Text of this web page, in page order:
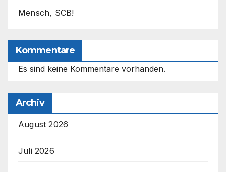
Mensch, SCB!
Kommentare
Es sind keine Kommentare vorhanden.
Archiv
August 2026
Juli 2026